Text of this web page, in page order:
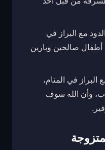
مع البراز في
أطفال صالحين وبارين
البراز في المنام،
وأن الله سوف